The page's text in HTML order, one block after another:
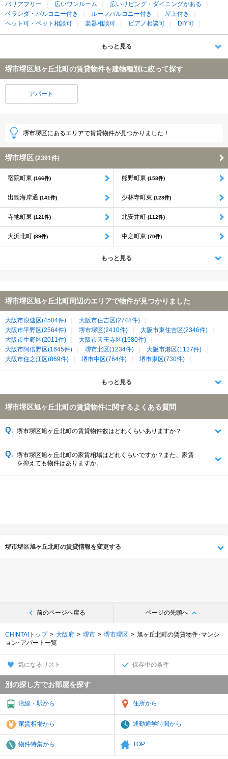
バリアフリー
広いワンルーム
広いリビング・ダイニングがある
ベランダ・バルコニー付き
ルーフバルコニー付き
屋上付き
ペット可・ペット相談可
楽器相談可 ピアノ相談可 DIY可
もっと見る
堺市堺区旭ヶ丘北町の賃貸物件を建物種別に絞って探す
アパート
堺市堺区にあるエリアで賃貸物件が見つかりました！
堺市堺区 (2391件)
宿院町東 (166件) 熊野町東 (158件)
出島海岸通 (141件) 少林寺町東 (128件)
寺地町東 (121件) 北安井町 (112件)
大浜北町 (89件) 中之町東 (70件)
もっと見る
堺市堺区旭ヶ丘北町周辺のエリアで物件が見つかりました
大阪市浪速区(4504件)
大阪市住吉区(2748件)
大阪市平野区(2564件)
堺市堺区(2410件)
大阪市東住吉区(2346件)
大阪市生野区(2011件)
大阪市天王寺区(1980件)
大阪市阿倍野区(1645件)
堺市北区(1234件)
大阪市港区(1127件)
大阪市住之江区(869件)
堺市中区(764件)
堺市東区(730件)
堺市西区(714件)
大阪狭山市(689件)
富田林市(599件)
大阪市西成区(534件)
泉北郡忠岡町(72件)
もっと見る
堺市堺区旭ヶ丘北町の賃貸物件に関するよくある質問
堺市堺区旭ヶ丘北町の賃貸物件数はどれくらいありますか？
堺市堺区旭ヶ丘北町の家賃相場はどれくらいですか？また、家賃
を抑えても物件はありますか。
堺市堺区旭ヶ丘北町の賃貸情報を変更する
前のページへ戻る ページの先頭へ
CHINTAIトップ 大阪府 堺市 堺市堺区
旭ヶ丘北町の賃貸物件･マンシ
ョン･アパート一覧
気になるリスト 保存中の条件
別の探し方でお部屋を探す
沿線・駅から 住所から
家賃相場から 通勤通学時間から
物件特集から TOP